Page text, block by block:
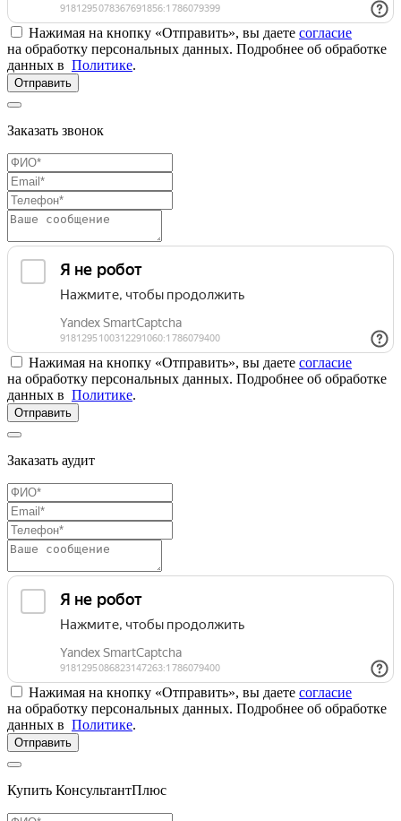
Нажимая на кнопку «Отправить», вы даете согласие
на обработку персональных данных. Подробнее об обработке
данных в Политике.
Отправить
Заказать звонок
Нажимая на кнопку «Отправить», вы даете согласие
на обработку персональных данных. Подробнее об обработке
данных в Политике.
Отправить
Заказать аудит
Нажимая на кнопку «Отправить», вы даете согласие
на обработку персональных данных. Подробнее об обработке
данных в Политике.
Отправить
Купить КонсультантПлюс